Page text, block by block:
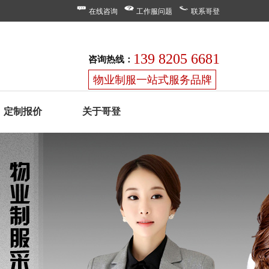
在线咨询 工作服问题 联系哥登
咨询热线： 139 8205 6681
物业制服一站式服务品牌
定制报价 关于哥登